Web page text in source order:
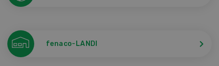
fenaco-LANDI